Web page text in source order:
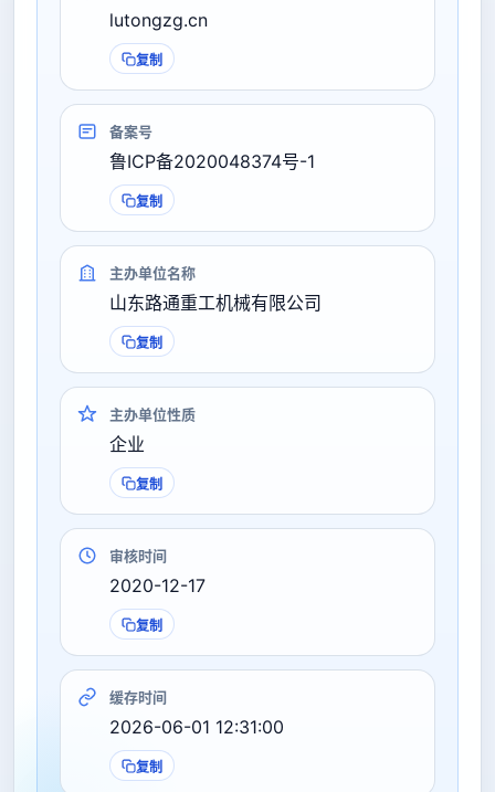
lutongzg.cn
复制
备案号
鲁ICP备2020048374号-1
复制
主办单位名称
山东路通重工机械有限公司
复制
主办单位性质
企业
复制
审核时间
2020-12-17
复制
缓存时间
2026-06-01 12:31:00
复制